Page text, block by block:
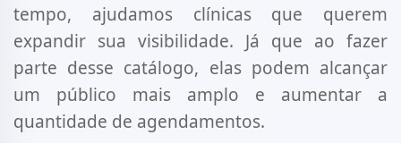
tempo, ajudamos clínicas que querem
expandir sua visibilidade. Já que ao fazer
parte desse catálogo, elas podem alcançar
um público mais amplo e aumentar a
quantidade de agendamentos.